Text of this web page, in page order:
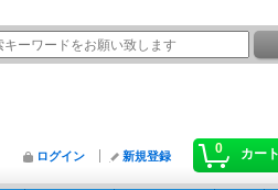
0 カー
ログイン 新規登録